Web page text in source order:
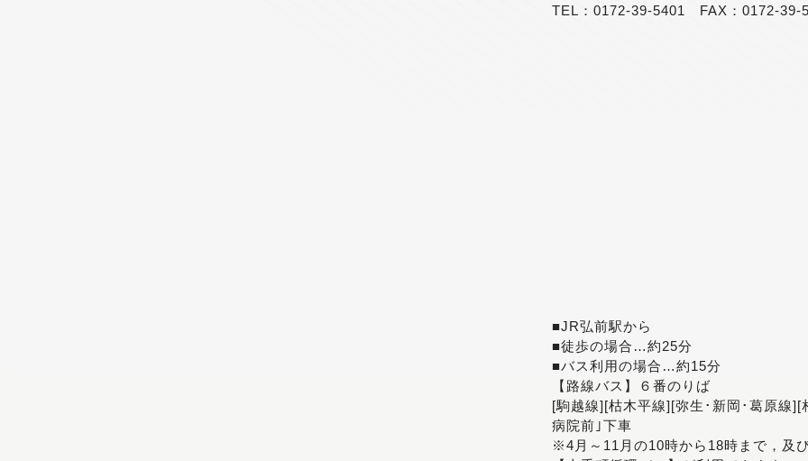
TEL：0172-39-5401 FAX：0172-39-
■JR弘前駅から
■徒歩の場合…約25分
■バス利用の場合…約15分
【路線バス】６番のりば
[駒越線][枯木平線][弥生･新岡･葛原線
病院前｣下車
※4月～11月の10時から18時まで，及